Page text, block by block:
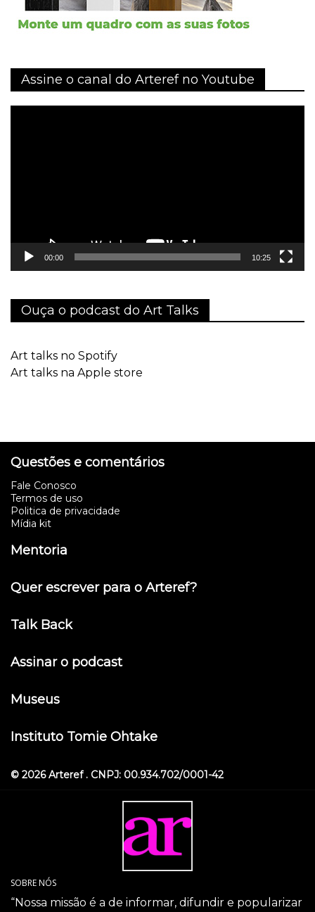
Assine o canal do Arteref no Youtube
00:00 10:25
Ouça o podcast do Art Talks
Art talks no Spotify
Art talks na Apple store
Questões e comentários
Fale Conosco
Termos de uso
Politica de privacidade
Mídia kit
Mentoria
Quer escrever para o Arteref?
Talk Back
Assinar o podcast
Museus
Instituto Tomie Ohtake
© 2026 Arteref . CNPJ: 00.934.702/0001-42
SOBRE NÓS
“Nossa missão é a de informar, difundir e popularizar